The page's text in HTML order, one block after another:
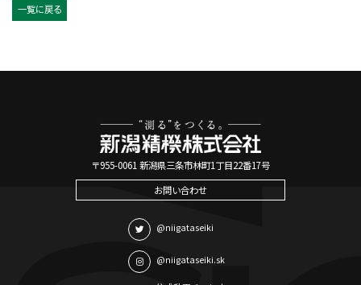
一覧に戻る
〒955-0061 新潟県三条市林町1丁目22番17号
お問い合わせ
@niigataseiki
@niigataseiki.sk